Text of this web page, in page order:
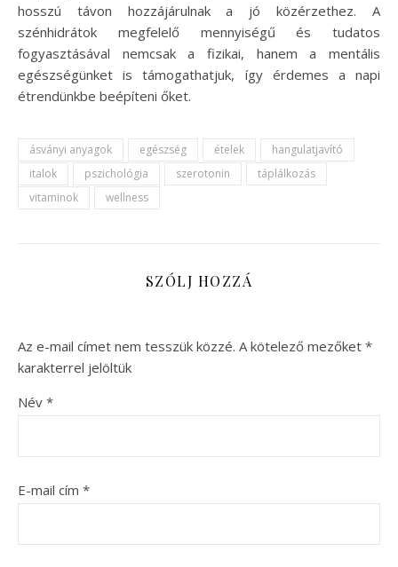
hosszú távon hozzájárulnak a jó közérzethez. A
szénhidrátok megfelelő mennyiségű és tudatos
fogyasztásával nemcsak a fizikai, hanem a mentális
egészségünket is támogathatjuk, így érdemes a napi
étrendünkbe beépíteni őket.
ásványi anyagok egészség ételek
hangulatjavító
italok
pszichológia szerotonin
táplálkozás
vitaminok
wellness
SZÓLJ HOZZÁ
Az e-mail címet nem tesszük közzé. A kötelező mezőket *
karakterrel jelöltük
Név *
E-mail cím *